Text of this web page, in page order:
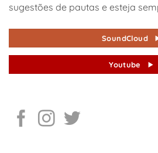
sugestões de pautas e esteja
SoundCloud
Youtube